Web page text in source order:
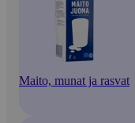
Maito, munat ja rasvat